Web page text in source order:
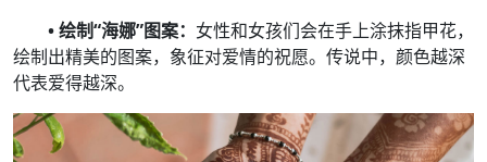
• 绘制“海娜”图案： 女性和女孩们会在手上涂抹指甲花，
绘制出精美的图案，象征对爱情的祝愿。传说中，颜色越深
代表爱得越深。